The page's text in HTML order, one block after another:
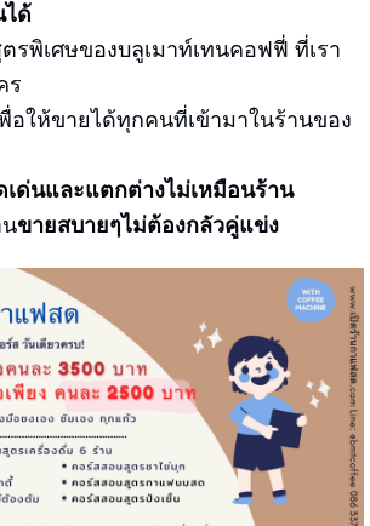
ได้
รพิเศษของบลูเมาท์เทนคอฟฟี่ ที่เรา
ร
อให้ขายได้ทุกคนที่เข้ามาในร้านของ
เด่นและแตกต่างไม่เหมือนร้าน
ขายสบายๆไม่ต้องกลัวคู่แข่ง